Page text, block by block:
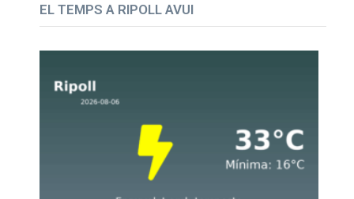
EL TEMPS A RIPOLL AVUI